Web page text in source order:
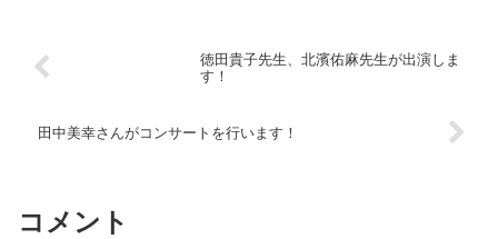
徳田貴子先生、北濱佑麻先生が出演しま
す！
田中美幸さんがコンサートを行います！
コメント